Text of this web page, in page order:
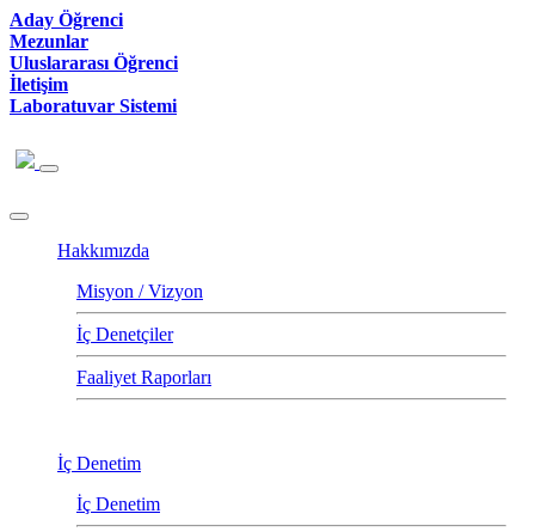
Aday Öğrenci
Mezunlar
Uluslararası Öğrenci
İletişim
Laboratuvar Sistemi
Hakkımızda
Misyon / Vizyon
İç Denetçiler
Faaliyet Raporları
İç Denetim
İç Denetim